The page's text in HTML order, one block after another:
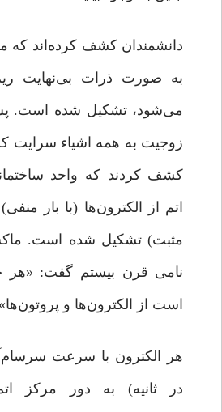
دانشمندان کشف کرده‌اند که
به صورت ذرات بی‌نهایت
می‌شود، تشکیل شده است.
زوجیت به همه اشیاء سرایت
کشف کردند که واحد
اتم از الکترون‌ها (با بار
مثبت) تشکیل شده است.
نامی قرن بیستم گفت:
است از الکترون‌ها و
در ثانیه) به دور مرکز